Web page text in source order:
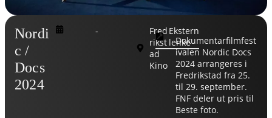
Nordi
c /
Docs
2024
-
Fred
rikst
ad
Kino
Ekstern
lenke
Dokumentarfilmfest
ivalen Nordic Docs
2024 arrangeres i
Fredrikstad fra 25.
til 29. september.
FNF deler ut pris til
Beste foto.